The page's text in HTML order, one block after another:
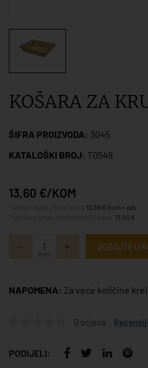
KOŠARA ZA
ŠIFRA PROIZVODA: 3045
KATALOŠKI BROJ: T0549
13,60 €/KOM
10,88 €/kom + pdv
13,60 €
kom
DODAJTE U
NAPOMENA: Za veće količine
0 ocjena
PODIJELI: